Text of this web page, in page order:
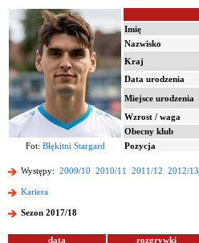
Imię
Nazwisko
Kraj
Data urodzenia
Miejsce urodzenia
Wzrost / waga
Obecny klub
Fot: Błękitni Stargard Pozycja
Występy: 2009/10 2010/11 2011/12 2012/13
Kariera
Sezon 2017/18
data rozgrywki